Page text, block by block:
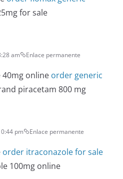
for sale
am Enlace permanente
online order generic
piracetam 800 mg
pm Enlace permanente
order itraconazole for sale
100mg online